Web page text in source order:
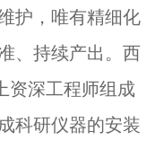
护，唯有精细化
、持续产出。 西
资深工程师组成
科研仪器的安装